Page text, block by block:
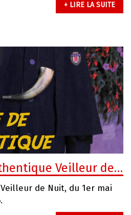
+ LIRE LA SUITE
La ronde de l’authentique Veilleur de Nuit
de Nuit, du 1er mai